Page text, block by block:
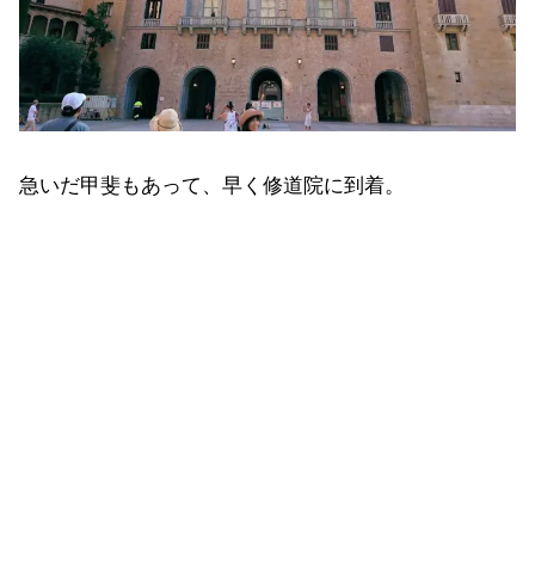
急いだ甲斐もあって、早く修道院に到着。